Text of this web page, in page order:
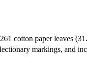
cotton paper leaves
markings, and